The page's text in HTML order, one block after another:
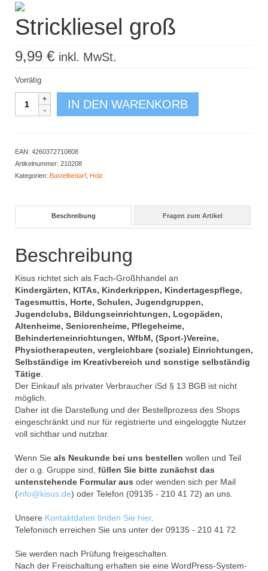
Strickliesel groß
9,99 € inkl. MwSt.
Vorrätig
Strickliesel
groß
IN DEN WARENKORB
EAN: 4260372710808
Artikelnummer: 210208
Kategorien: Bastelbedarf Holz
Beschreibung Fragen zum Artikel
Beschreibung
Kisus richtet sich als Fach-Großhhandel an
Kindergärten, KITAs, Kinderkrippen, Kindertagespflege,
Tagesmuttis, Horte, Schulen, Jugendgruppen,
Jugendclubs, Bildungseinrichtungen, Logopäden,
Altenheime, Seniorenheime, Pflegeheime,
Behinderteneinrichtungen, WfbM, (Sport-)Vereine,
Physiotherapeuten, vergleichbare (soziale) Einrichtungen,
Selbständige im Kreativbereich und sonstige selbständig
Tätige
Der Einkauf als privater Verbraucher iSd § 13 BGB ist nicht
möglich.
Daher ist die Darstellung und der Bestellprozess des Shops
eingeschränkt und nur für registrierte und eingeloggte Nutzer
voll sichtbar und nutzbar.
Wenn Sie als Neukunde bei uns bestellen wollen und Teil
der o.g. Gruppe sind, füllen Sie bitte zunächst das
untenstehende Formular aus oder wenden sich per Mail
(info@kisus.de) oder Telefon (09135 - 210 41 72) an uns.
Unsere Kontaktdaten finden Sie hier.
Telefonisch erreichen Sie uns unter der 09135 - 210 41 72
Sie werden nach Prüfung freigeschalten.
Nach der Freischaltung erhalten sie eine WordPress-System-